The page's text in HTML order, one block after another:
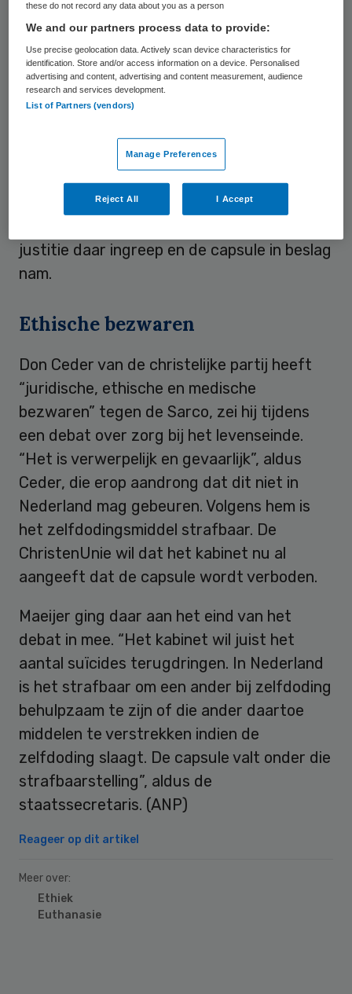
Mensen met een doodswens gaan in de
luchtdichte capsule liggen, waarna die
volstroomt met stikstofgas en de
betrokkene snel buiten bewustzijn raakt en
overlijdt. Volgens Coöperatie Laatste Wil is
voorwaarden die er voor de gebruiker aan
zijn verbonden. In Zwitserland leidde het
gebruik van de capsule in september voor
justitie daar ingreep en de capsule in beslag
nam.
Ethische bezwaren
Don Ceder van de christelijke partij heeft
“juridische, ethische en medische
bezwaren” tegen de Sarco, zei hij tijdens
een debat over zorg bij het levenseinde.
“Het is verwerpelijk en gevaarlijk”, aldus
Ceder, die erop aandrong dat dit niet in
Nederland mag gebeuren. Volgens hem is
het zelfdodingsmiddel strafbaar. De
ChristenUnie wil dat het kabinet nu al
aangeeft dat de capsule wordt verboden.
Maeijer ging daar aan het eind van het
debat in mee. “Het kabinet wil juist het
aantal suïcides terugdringen. In Nederland
is het strafbaar om een ander bij zelfdoding
behulpzaam te zijn of die ander daartoe
middelen te verstrekken indien de
zelfdoding slaagt. De capsule valt onder die
strafbaarstelling”, aldus de
staatssecretaris. (ANP)
Reageer op dit artikel
Meer over:
Ethiek
Euthanasie
these do not record any data about you as a person
We and our partners process data to provide:
Use precise geolocation data. Actively scan device characteristics for
identification. Store and/or access information on a device. Personalised
advertising and content, advertising and content measurement, audience
research and services development.
List of Partners (vendors)
Manage Preferences
Reject All I Accept